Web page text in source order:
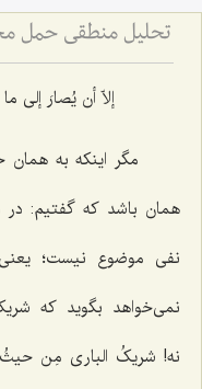
إلاّ أن یُصارَ إلى
مگر اینکه به همان
همان باشد که گفتیم:
نفی موضوع نیست؛
نمی‌خواهد بگوید که
نه! شریکُ ‌الباری مِن